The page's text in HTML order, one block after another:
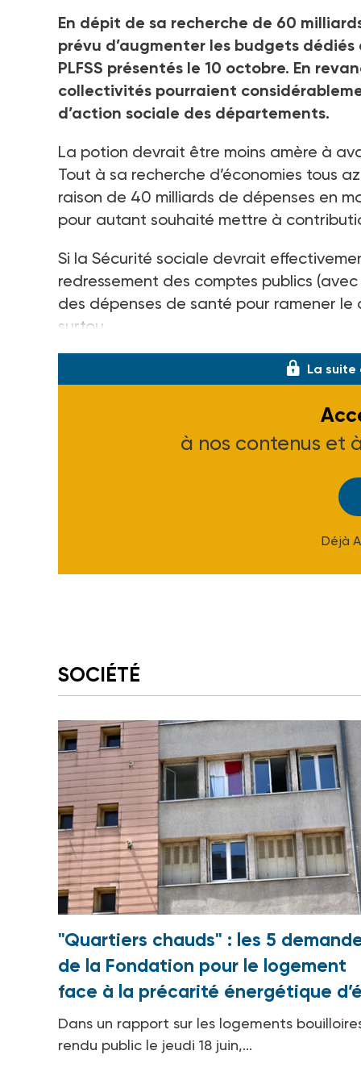
En dépit de sa recherche de 60
prévu d’augmenter les budgets
PLFSS présentés le 10 octobre. En
collectivités pourraient
d’action sociale des départements.
La potion devrait être moins amère à
Tout à sa recherche d’économies tous
raison de 40 milliards de dépenses en
pour autant souhaité mettre à
Si la Sécurité sociale devrait
redressement des comptes publics
des dépenses de santé pour ramener le
surtou
La suite
à nos contenus et
Déjà
SOCIÉTÉ
"Quartiers chauds" : les 5
de la Fondation pour le logement
face à la précarité énergétique
Dans un rapport sur les logements
rendu public le jeudi 18 juin,...